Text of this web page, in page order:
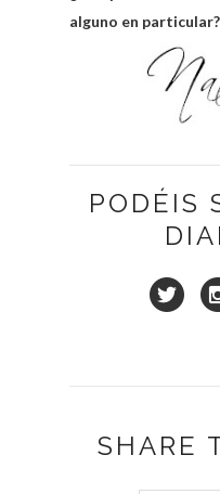
alguno en particular?
PODÉIS
SHARE